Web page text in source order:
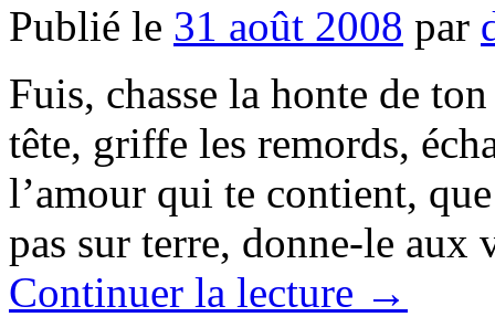
Publié le 31 août 2008 par
Fuis, chasse la honte de
tête, griffe les remords,
l’amour qui te contient,
pas sur terre, donne-le
Continuer la lecture →